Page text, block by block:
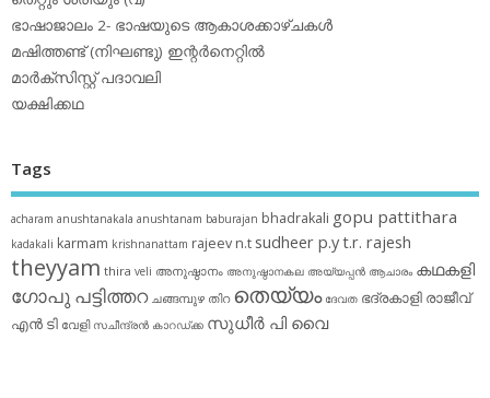
ഭാഷാജാലം 2- ഭാഷയുടെ ആകാശക്കാഴ്ചകള്‍
മഷിത്തണ്ട് (നിഘണ്ടു) ഇന്റര്‍നെറ്റില്‍
മാര്‍ക്‌സിസ്റ്റ് പദാവലി
യക്ഷിക്കഥ
Tags
acharam anushtanakala anushtanam baburajan bhadrakali gopu pattithara
kadakali karmam krishnanattam rajeev n.t sudheer p.yt.r. rajesh
theyyam thira veli അനുഷ്ഠാനം അനുഷ്ഠാനകല അയ്യപ്പന്‍ ആചാരം കഥകളി
ഗോപു പട്ടിത്തറ ചങ്ങമ്പുഴ തിറ തെയ്യം ദേവത ഭദ്രകാളി രാജീവ്
എൻ ടി വേളി സചീന്ദ്രന്‍ കാറഡ്ക്ക സുധീര്‍ പി വൈ